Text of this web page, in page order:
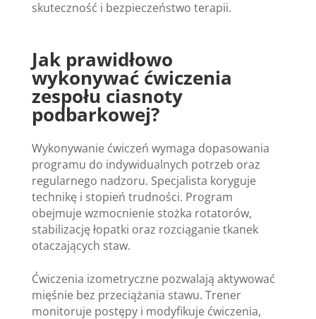
skuteczność i bezpieczeństwo terapii.
Jak prawidłowo
wykonywać ćwiczenia
zespołu ciasnoty
podbarkowej?
Wykonywanie ćwiczeń wymaga dopasowania
programu do indywidualnych potrzeb oraz
regularnego nadzoru. Specjalista koryguje
technikę i stopień trudności. Program
obejmuje wzmocnienie stożka rotatorów,
stabilizację łopatki oraz rozciąganie tkanek
otaczających staw.
Ćwiczenia izometryczne pozwalają aktywować
mięśnie bez przeciążania stawu. Trener
monitoruje postępy i modyfikuje ćwiczenia,